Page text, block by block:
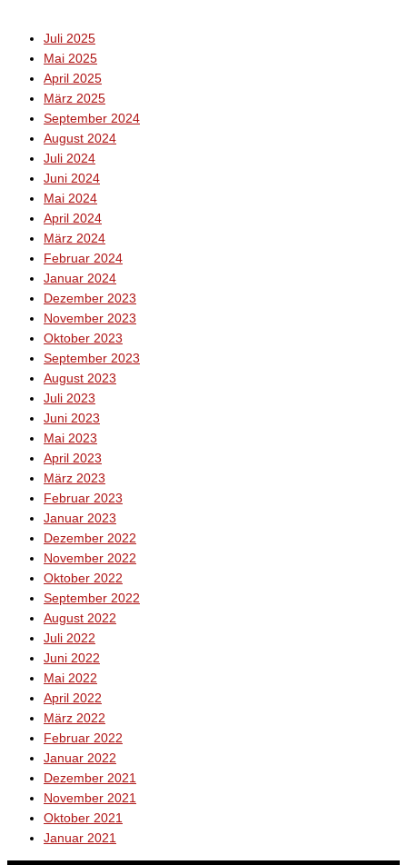
Juli 2025
Mai 2025
April 2025
März 2025
September 2024
August 2024
Juli 2024
Juni 2024
Mai 2024
April 2024
März 2024
Februar 2024
Januar 2024
Dezember 2023
November 2023
Oktober 2023
September 2023
August 2023
Juli 2023
Juni 2023
Mai 2023
April 2023
März 2023
Februar 2023
Januar 2023
Dezember 2022
November 2022
Oktober 2022
September 2022
August 2022
Juli 2022
Juni 2022
Mai 2022
April 2022
März 2022
Februar 2022
Januar 2022
Dezember 2021
November 2021
Oktober 2021
Januar 2021